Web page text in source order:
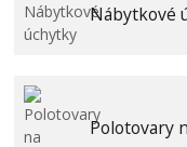
Nábytkové
Polotovary